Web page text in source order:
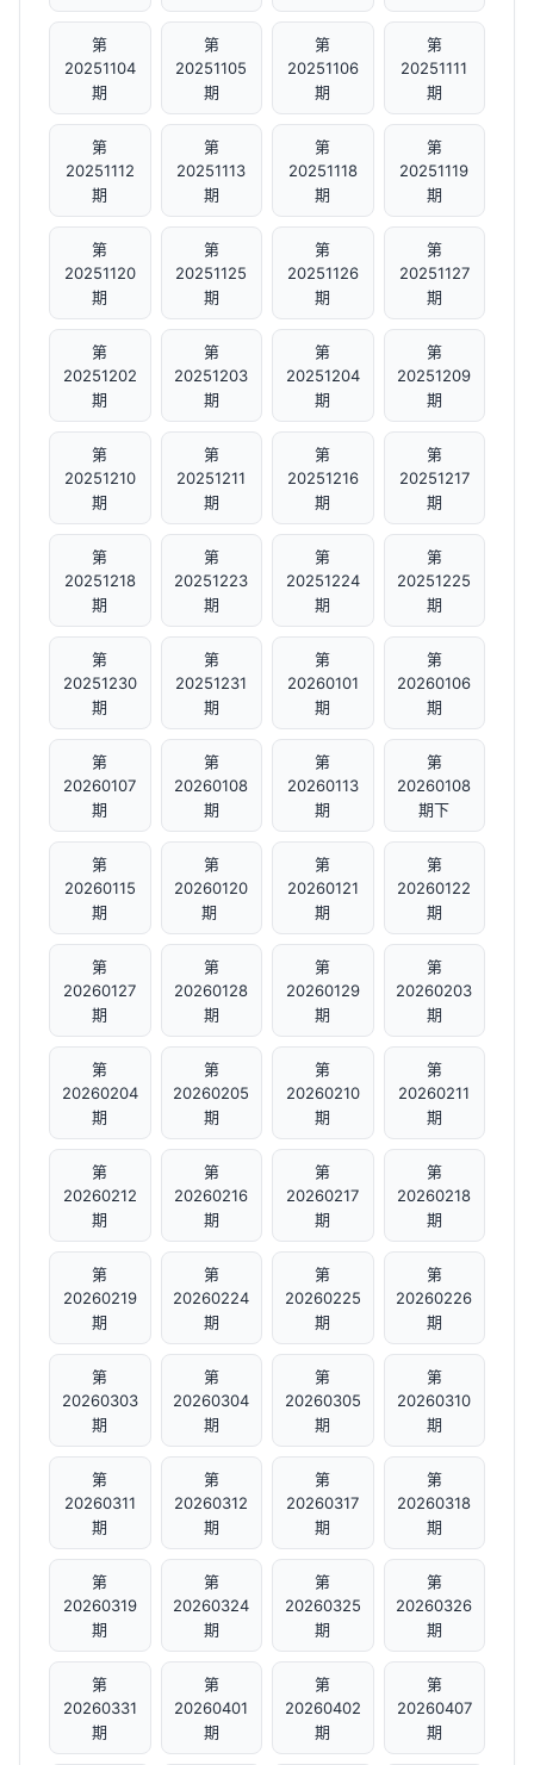
第
20251104
期
第
20251105
期
第
20251106
期
第
20251111
期
第
20251112
期
第
20251113
期
第
20251118
期
第
20251119
期
第
20251120
期
第
20251125
期
第
20251126
期
第
20251127
期
第
20251202
期
第
20251203
期
第
20251204
期
第
20251209
期
第
20251210
期
第
20251211
期
第
20251216
期
第
20251217
期
第
20251218
期
第
20251223
期
第
20251224
期
第
20251225
期
第
20251230
期
第
20251231
期
第
20260101
期
第
20260106
期
第
20260107
期
第
20260108
期
第
20260113
期
第
20260108
期下
第
20260115
期
第
20260120
期 ​
第
20260121
期
第
20260122
期
第
20260127
期
第
20260128
期
第
20260129
期
第
20260203
期
第
20260204
期
第
20260205
期
第
20260210
期
第
20260211
期
第
20260212
期
第
20260216
期
第
20260217
期
第
20260218
期
第
20260219
期
第
20260224
期
第
20260225
期
第
20260226
期
第
20260303
期
第
20260304
期
第
20260305
期
第
20260310
期
第
20260311
期
第
20260312
期
第
20260317
期
第
20260318
期
第
20260319
期
第
20260324
期
第
20260325
期
第
20260326
期
第
20260331
期
第
20260401
期
第
20260402
期
第
20260407
期